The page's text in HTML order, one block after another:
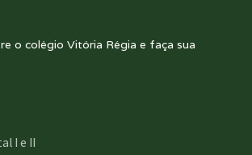
o colégio Vitória Régia e faça sua
I e II